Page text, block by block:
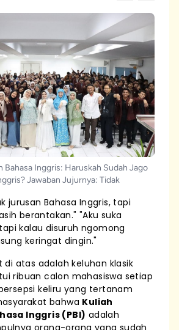
Bahasa Inggris: Haruskah Sudah Jago
Jawaban Jujurnya: Tidak
jurusan Bahasa Inggris, tapi
berantakan." "Aku suka
kalau disuruh ngomong
keringat dingin."
atas adalah keluhan klasik
ribuan calon mahasiswa setiap
keliru yang tertanam
bahwa Kuliah
Inggris (PBI) adalah